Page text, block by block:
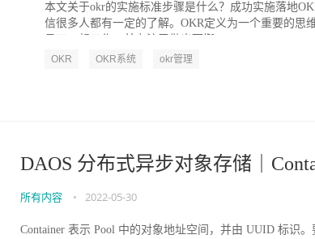
本文关于okr的实施标准步骤是什么？成功实施落地
信很多人都有一定的了解。OKR定义为一个重要的思
OKR OKR系统 okr管理
DAOS 分布式异步对象存储｜
所有内容 • 2022-05-30
Container 表示 Pool 中的对象地址空间，并由 UUID 标识